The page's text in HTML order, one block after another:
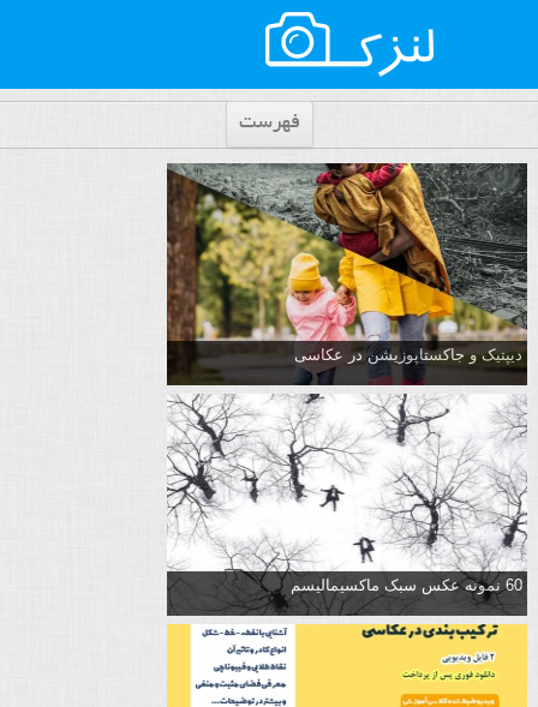
فهرست
دیپتیک و جاکستا‌پوزیشن در عکاسی
60 نمونه عکس سبک ماکسیمالیسم